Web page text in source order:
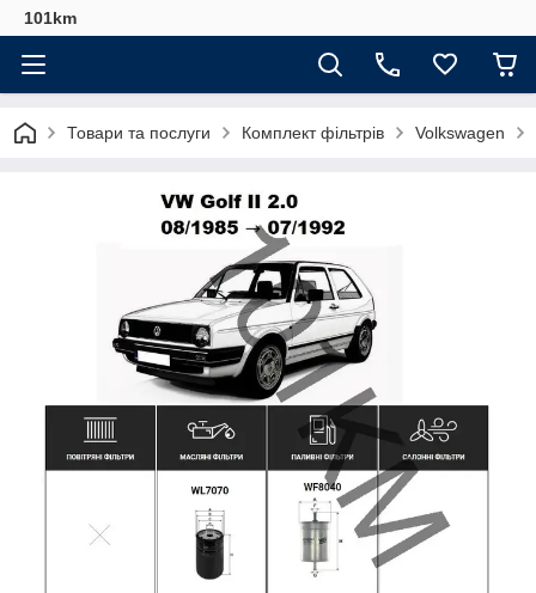
101km
Товари та послуги Комплект фільтрів Volkswagen